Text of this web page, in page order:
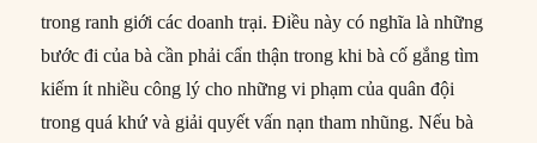
trong ranh giới các doanh trại. Điều này có nghĩa là những
bước đi của bà cần phải cẩn thận trong khi bà cố gắng tìm
kiếm ít nhiều công lý cho những vi phạm của quân đội
trong quá khứ và giải quyết vấn nạn tham nhũng. Nếu bà